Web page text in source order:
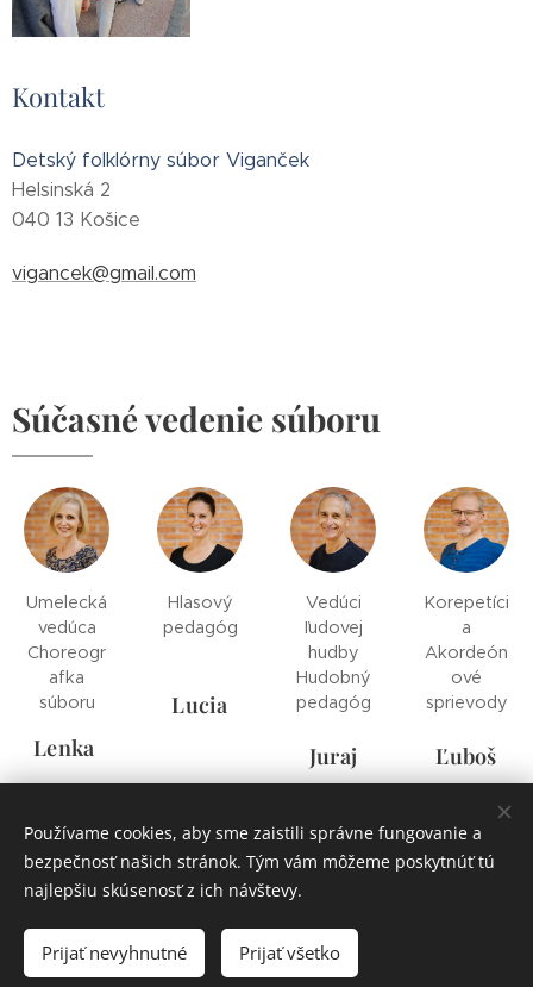
Kontakt
Detský folklórny súbor Viganček
Helsinská 2
040 13 Košice
vigancek@gmail.com
Súčasné vedenie súboru
Umelecká
vedúca
Choreogr
afka
súboru
Lenka
Hlasový
pedagóg
Lucia
Vedúci
ľudovej
hudby
Hudobný
pedagóg
Juraj
Korepetíci
a
Akordeón
ové
sprievody
Ľuboš
Vytvorené službouWebnode
Používame cookies, aby sme zaistili správne fungovanie a
bezpečnosť našich stránok. Tým vám môžeme poskytnúť tú
najlepšiu skúsenosť z ich návštevy.
Prijať nevyhnutné Prijať všetko